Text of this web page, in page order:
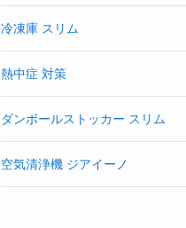
冷凍庫 スリム
熱中症 対策
ダンボールストッカー スリム
空気清浄機 ジアイーノ